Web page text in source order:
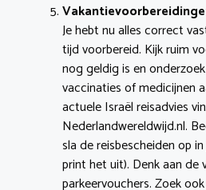
Je hebt nu alles correct
tijd voorbereid. Kijk ruim
nog geldig is en
vaccinaties of medicijnen
actuele Israël reisadvies
Nederlandwereldwijd.nl.
sla de reisbescheiden op
print het uit). Denk aan de
parkeervouchers. Zoek